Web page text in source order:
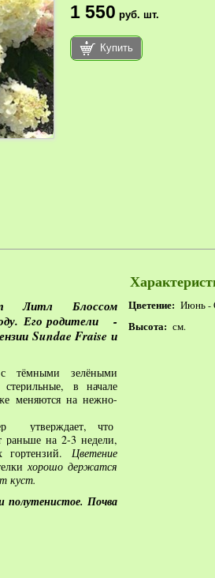
1 550 руб. шт.
Купить
Литл Блоссом
Его родители -
Sundae Fraise и
с тёмными зелёными
в начале
меняются на нежно-
утверждает, что
раньше на 2-3 недели,
гортензий. Цветение
хорошо держатся
куст.
полутенистое. Почва
Цветение: Июнь -
Высота: см.